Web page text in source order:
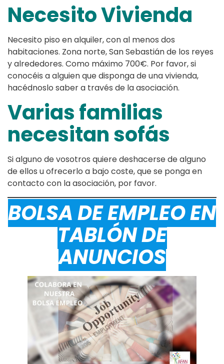
Necesito Vivienda
Necesito piso en alquiler, con al menos dos
habitaciones. Zona norte, San Sebastián de los reyes
y alrededores. Como máximo 700€. Por favor, si
conocéis a alguien que disponga de una vivienda,
hacédnoslo saber a través de la asociación.
Varias familias
necesitan sofás
Si alguno de vosotros quiere deshacerse de alguno
de ellos u ofrecerlo a bajo coste, que se ponga en
contacto con la asociación, por favor.
BOLSA DE EMPLEO EN
TABLÓN DE
ANUNCIOS